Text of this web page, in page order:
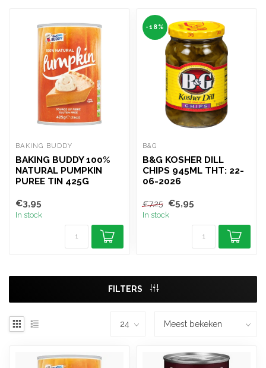
BAKING BUDDY
BAKING BUDDY 100%
NATURAL PUMPKIN
PUREE TIN 425G
€3,95
In stock
-18%
B&G
B&G KOSHER DILL
CHIPS 945ML THT: 22-
06-2026
€7,25 €5,95
In stock
FILTERS